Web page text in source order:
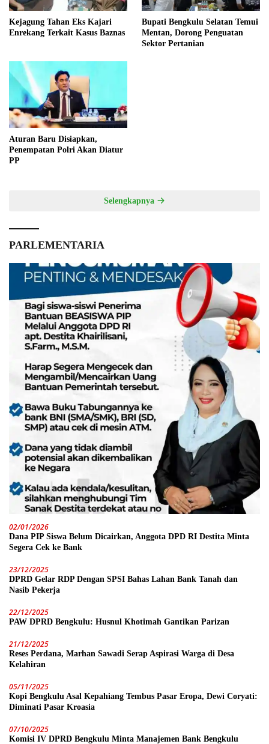
Kejagung Tahan Eks Kajari
Enrekang Terkait Kasus Baznas
Bupati Bengkulu Selatan Temui
Mentan, Dorong Penguatan
Sektor Pertanian
Aturan Baru Disiapkan,
Penempatan Polri Akan Diatur
PP
Selengkapnya
PARLEMENTARIA
02/01/2026
Dana PIP Siswa Belum Dicairkan, Anggota DPD RI Destita Minta
Segera Cek ke Bank
23/12/2025
DPRD Gelar RDP Dengan SPSI Bahas Lahan Bank Tanah dan
Nasib Pekerja
22/12/2025
PAW DPRD Bengkulu: Husnul Khotimah Gantikan Parizan
21/12/2025
Reses Perdana, Marhan Sawadi Serap Aspirasi Warga di Desa
Kelahiran
05/11/2025
Kopi Bengkulu Asal Kepahiang Tembus Pasar Eropa, Dewi Coryati:
Diminati Pasar Kroasia
07/10/2025
Komisi IV DPRD Bengkulu Minta Manajemen Bank Bengkulu